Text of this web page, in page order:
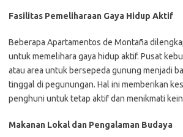
Fasilitas Pemeliharaan Gaya Hidup Aktif
Beberapa Apartamentos de Montaña
untuk memelihara gaya hidup aktif. Pusat
atau area untuk bersepeda gunung menjadi
tinggal di pegunungan. Hal ini memberikan
penghuni untuk tetap aktif dan menikmati
Makanan Lokal dan Pengalaman Budaya